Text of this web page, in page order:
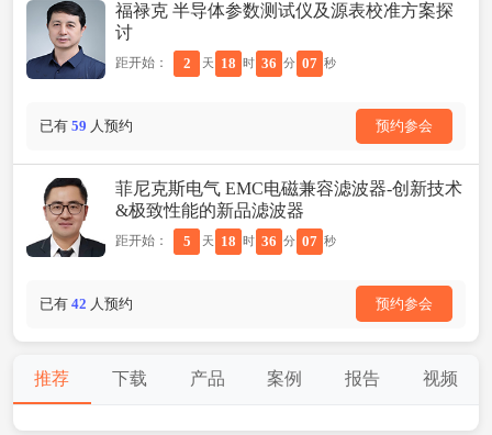
福禄克 半导体参数测试仪及源表校准方案探
讨
距开始： 2 天 18 时 36 分 07 秒
已有 59 人预约 预约参会
菲尼克斯电气 EMC电磁兼容滤波器-创新技术
&极致性能的新品滤波器
距开始： 5 天 18 时 36 分 07 秒
已有 42 人预约 预约参会
推荐 下载 产品 案例 报告 视频